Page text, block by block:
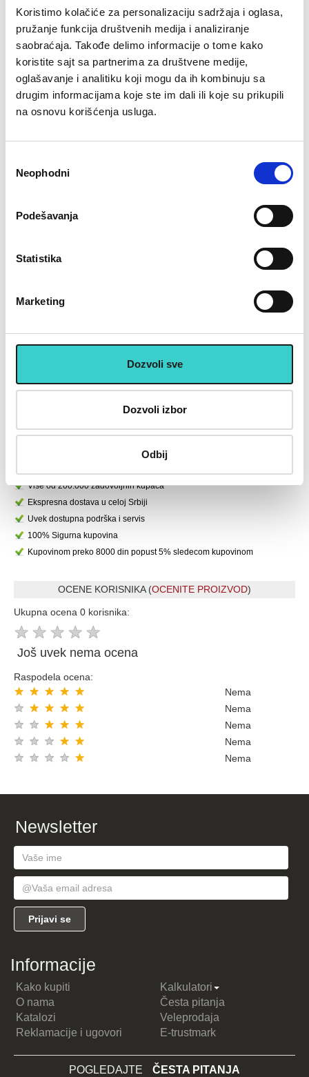
Koristimo kolačiće za personalizaciju sadržaja i oglasa,
pružanje funkcija društvenih medija i analiziranje
saobraćaja. Takođe delimo informacije o tome kako
koristite sajt sa partnerima za društvene medije,
oglašavanje i analitiku koji mogu da ih kombinuju sa
drugim informacijama koje ste im dali ili koje su prikupili
na osnovu korišćenja usluga.
сагласности
Neophodni
Podešavanja
Statistika
Marketing
Dozvoli sve
Dozvoli izbor
Odbij
Unutrašnji džep
Thermolock Baffle rajsferšlus
Spoljašnjost: Poliester taft 210T
Izolacija: jednoslojna, 1 x 200g/m2 spiralna čvrsta vlakana
Postava: poli-pamuk
Dimenzije: 210 x 80 cm
Dimenzije pakovanja: 40 x 22 cm
Težina: 1.5 kg
Napomena : isporuka artikla u roku od 7 - 10 dana od
RING Bumper tegovi ploče u
BUMP-10
U korpu
RING Bumper tegovi ploče u
BUMP-5
2.490 rsd
U korpu
U cenu je uključen PDV
Placanje do 12 rata bez kamate karticom Banke Intese
Vise od 200.000 zadovoljnih kupaca
Ekspresna dostava u celoj Srbiji
Uvek dostupna podrška i servis
100% Sigurna kupovina
Kupovinom preko 8000 din popust 5% sledecom kupovinom
OCENE KORISNIKA (OCENITE PROIZVOD)
Ukupna ocena 0 korisnika:
★ ★ ★ ★ ★
Još uvek nema ocena
Raspodela ocena:
★
★
★
★
★ Nema
★
★
★
★
★ Nema
★
★
★
★
★ Nema
★
★
★
★
★ Nema
★
★
★
★
★ Nema
Newsletter
Informacije
Kako kupiti
Kalkulatori
O nama
Česta pitanja
Katalozi
Veleprodaja
Reklamacije i ugovori
E-trustmark
POGLEDAJTE ČESTA PITANJA